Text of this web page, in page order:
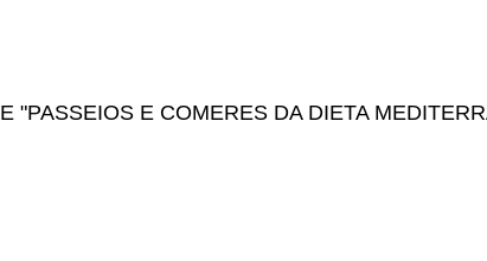
"PASSEIOS E COMERES DA DIETA